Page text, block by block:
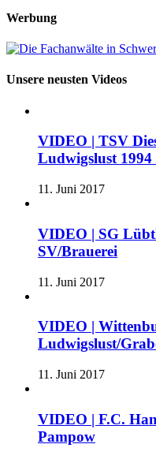
Werbung
Unsere neusten Videos
VIDEO | TSV
Ludwigslust 1994
11. Juni 2017
VIDEO | SG
SV/Brauerei
11. Juni 2017
VIDEO |
Ludwigslust/
11. Juni 2017
VIDEO | F.C.
Pampow